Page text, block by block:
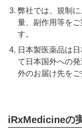
弊社では、規制
量、副作用等を
す。
日本製医薬品は
て日本国外への
外のお届け先をご
iRxMedicineの